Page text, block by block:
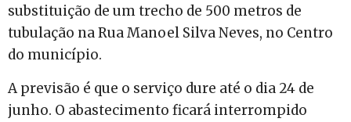
substituição de um trecho de 500 metros de
tubulação na Rua Manoel Silva Neves, no Centro
do município.
A previsão é que o serviço dure até o dia 24 de
junho. O abastecimento ficará interrompido